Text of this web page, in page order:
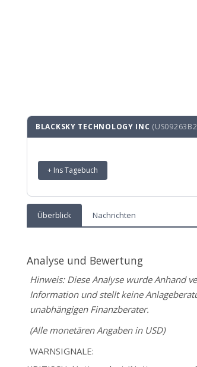
BLACKSKY TECHNOLOGY INC
+ Ins Tagebuch
Überblick Nachrichten
Analyse und Bewertung
Hinweis: Diese Analyse wurde Anhand
Information und stellt keine
unabhängigen Finanzberater.
(Alle monetären Angaben in USD)
WARNSIGNALE: